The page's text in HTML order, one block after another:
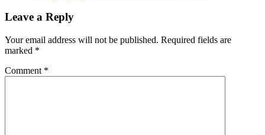
Leave a Reply
Your email address will not be published. Required fields are
marked *
Comment *